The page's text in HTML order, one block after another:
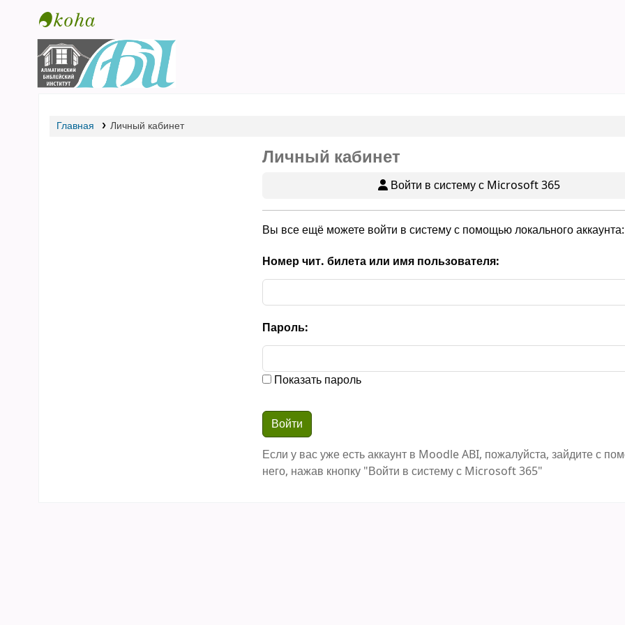
Библиотека АБИ
Главная Личный кабинет
Личный кабинет
Войти в систему с Microsoft 365
Вы все ещё можете войти в систему с помощью локального аккаунта:
Номер чит. билета или имя пользователя:
Пароль:
Показать пароль
Если у вас уже есть аккаунт в Moodle ABI, пожалуйста, зайдите с
него, нажав кнопку "Войти в систему с Microsoft 365"